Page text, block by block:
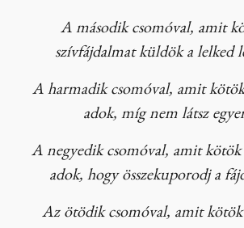
A második csomóval, amit
szívfájdalmat küldök a lelked
A harmadik csomóval, amit
adok, míg nem látsz
A negyedik csomóval, amit kötök
adok, hogy összekuporodj a
Az ötödik csomóval, amit